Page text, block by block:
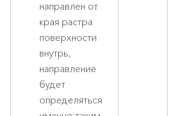
направлен от
края растра
поверхности
внутрь,
направление
будет
определяться